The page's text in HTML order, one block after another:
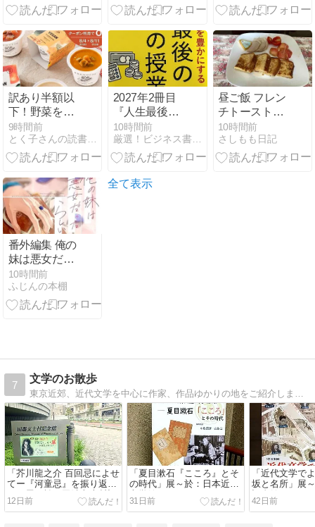
新ルールと実
しは可能？給
訳あり半額以
下！野菜を
mottoスープ
5000円引
き？！
9時間前
とく子さんの読書録。
2027年2冊目
『人生最後の
お金の授業』
10時間前
厳選！ビジネス書 今年の200冊
昼ご飯 フレン
チトーストで
した
10時間前
さしもも日記
番外編集 俺の
妹は悪女だっ
たらしい
10時間前
ふじんの本棚
全て表示
7
文学のお散歩
「芥川龍之介 百回忌によせ
てー『河童忌』を振り返る
ー」展～於：田端文士村記
念館
12日前
「夏目漱石『こころ』とそ
の時代」展～於：日本近代
文学館
31日前
「近代文学で
坂と名所」展
記念館
42日前